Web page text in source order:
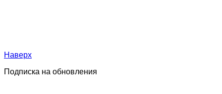
Наверх
Подписка на обновления